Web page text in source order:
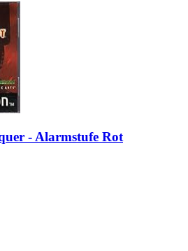
- Alarmstufe Rot